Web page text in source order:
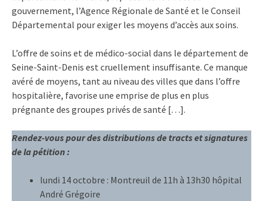
gouvernement, l’Agence Régionale de Santé et le Conseil
Départemental pour exiger les moyens d’accès aux soins.
L’offre de soins et de médico-social dans le département de
Seine-Saint-Denis est cruellement insuffisante. Ce manque
avéré de moyens, tant au niveau des villes que dans l’offre
hospitalière, favorise une emprise de plus en plus
prégnante des groupes privés de santé […].
Rendez-vous pour des distributions de tracts et signatures
de la pétition :
lundi 14 octobre : Montreuil de 11h à 13h30 hôpital
André Grégoire